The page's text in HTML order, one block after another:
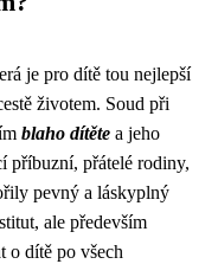
je pro dítě tou nejlepší
životem. Soud při
blaho dítěte a jeho
příbuzní, přátelé rodiny,
pevný a láskyplný
ale především
o dítě po všech